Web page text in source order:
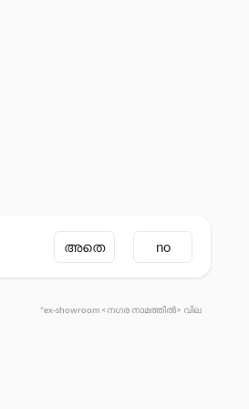
അതെ no
*ex-showroom <നഗര നാമത്തിൽ> വില